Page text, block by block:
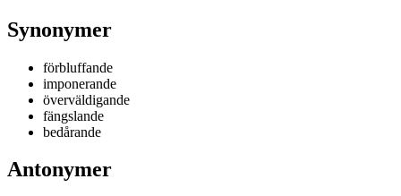
Synonymer
förbluffande
imponerande
överväldigande
fängslande
bedårande
Antonymer